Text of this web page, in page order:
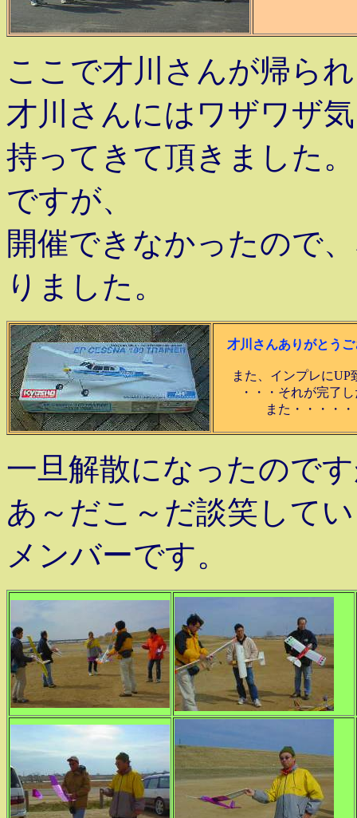
ここで才川さんが帰ら
才川さんにはワザワザ
持ってきて頂きました。
ですが、
開催できなかったので
りました。
才川さんありがとうご
また、インプレにUP
・・・それが完了
また・・・・
一旦解散になったので
あ～だこ～だ談笑して
メンバーです。